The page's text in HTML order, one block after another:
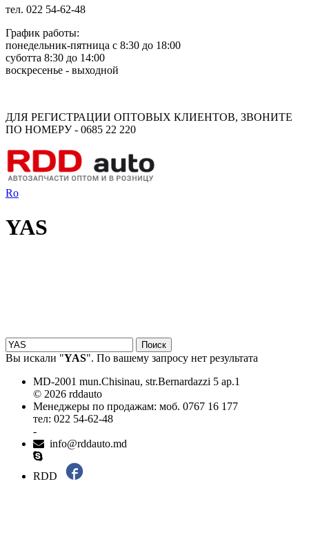
тел. 022 54-62-48
График работы:
понедельник-пятница с 8:30 до 18:00
суботта 8:30 до 14:00
воскресенье - выходной
ДЛЯ РЕГИСТРАЦИИ ОПТОВЫХ КЛИЕНТОВ, ЗВОНИТЕ
ПО НОМЕРУ - 0685 22 220
Ro
YAS
Вы искали "YAS". По вашему запросу нет результата
MD-2001 mun.Chisinau, str.Bernardazzi 5 ap.1
© 2026 rddauto
Менеджеры по продажам: моб. 0767 16 177
тел: 022 54-62-48
-
info@rddauto.md
RDD